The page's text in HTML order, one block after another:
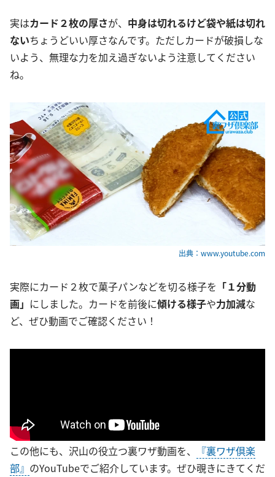
実はカード２枚の厚さが、 中身は切れるけど袋や紙は切れ
ないちょうどいい厚さなんです。ただしカードが破損しな
いよう、無理な力を加え過ぎないよう注意してください
ね。
出典：www.youtube.com
実際にカード２枚で菓子パンなどを切る様子を 「１分動
画」 にしました。カードを前後に傾ける様子や力加減な
ど、ぜひ動画でご確認ください！
この他にも、沢山の役立つ裏ワザ動画を、
『裏ワザ倶楽
部』 のYouTubeでご紹介しています。ぜひ覗きにきてくだ